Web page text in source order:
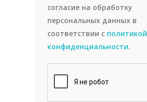
согласие на обработку
персональных данных в
соответствии с политикой
конфиденциальности.